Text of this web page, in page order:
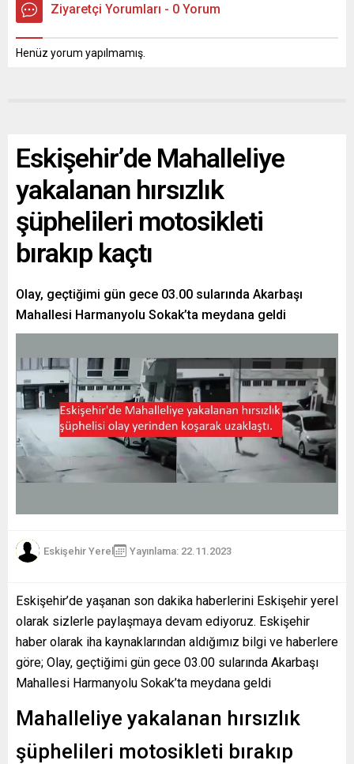
Ziyaretçi Yorumları - 0 Yorum
Henüz yorum yapılmamış.
Eskişehir’de Mahalleliye
yakalanan hırsızlık
şüphelileri motosikleti
bırakıp kaçtı
Olay, geçtiğimi gün gece 03.00 sularında Akarbaşı
Mahallesi Harmanyolu Sokak’ta meydana geldi
Eskişehir Yerel Yayınlama: 22.11.2023
Eskişehir’de yaşanan son dakika haberlerini Eskişehir yerel
olarak sizlerle paylaşmaya devam ediyoruz. Eskişehir
haber olarak iha kaynaklarından aldığımız bilgi ve haberlere
göre; Olay, geçtiğimi gün gece 03.00 sularında Akarbaşı
Mahallesi Harmanyolu Sokak’ta meydana geldi
Mahalleliye yakalanan hırsızlık
şüphelileri motosikleti bırakıp